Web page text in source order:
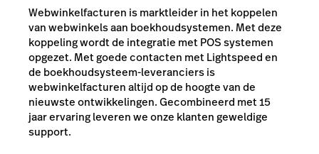
Webwinkelfacturen is marktleider in het koppelen
van webwinkels aan boekhoudsystemen. Met deze
koppeling wordt de integratie met POS systemen
opgezet. Met goede contacten met Lightspeed en
de boekhoudsysteem-leveranciers is
webwinkelfacturen altijd op de hoogte van de
nieuwste ontwikkelingen. Gecombineerd met 15
jaar ervaring leveren we onze klanten geweldige
support.